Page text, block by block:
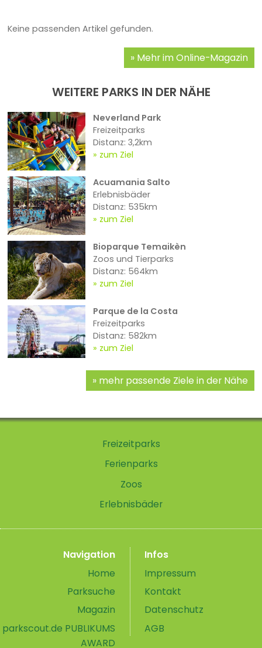
Keine passenden Artikel gefunden.
Mehr im Online-Magazin
WEITERE PARKS IN DER NÄHE
Neverland Park
Freizeitparks
Distanz: 3,2km
zum Ziel
Acuamania Salto
Erlebnisbäder
Distanz: 535km
zum Ziel
Bioparque Temaikèn
Zoos und Tierparks
Distanz: 564km
zum Ziel
Parque de la Costa
Freizeitparks
Distanz: 582km
zum Ziel
mehr passende Ziele in der Nähe
Freizeitparks
Ferienparks
Zoos
Erlebnisbäder
Navigation
Home
Parksuche
Magazin
parkscout.de PUBLIKUMS
AWARD
Infos
Impressum
Kontakt
Datenschutz
AGB